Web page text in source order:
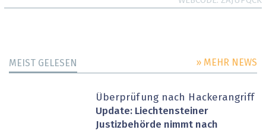
MEIST GELESEN » MEHR NEWS
Überprüfung nach Hackerangriff
Update: Liechtensteiner
Justizbehörde nimmt nach